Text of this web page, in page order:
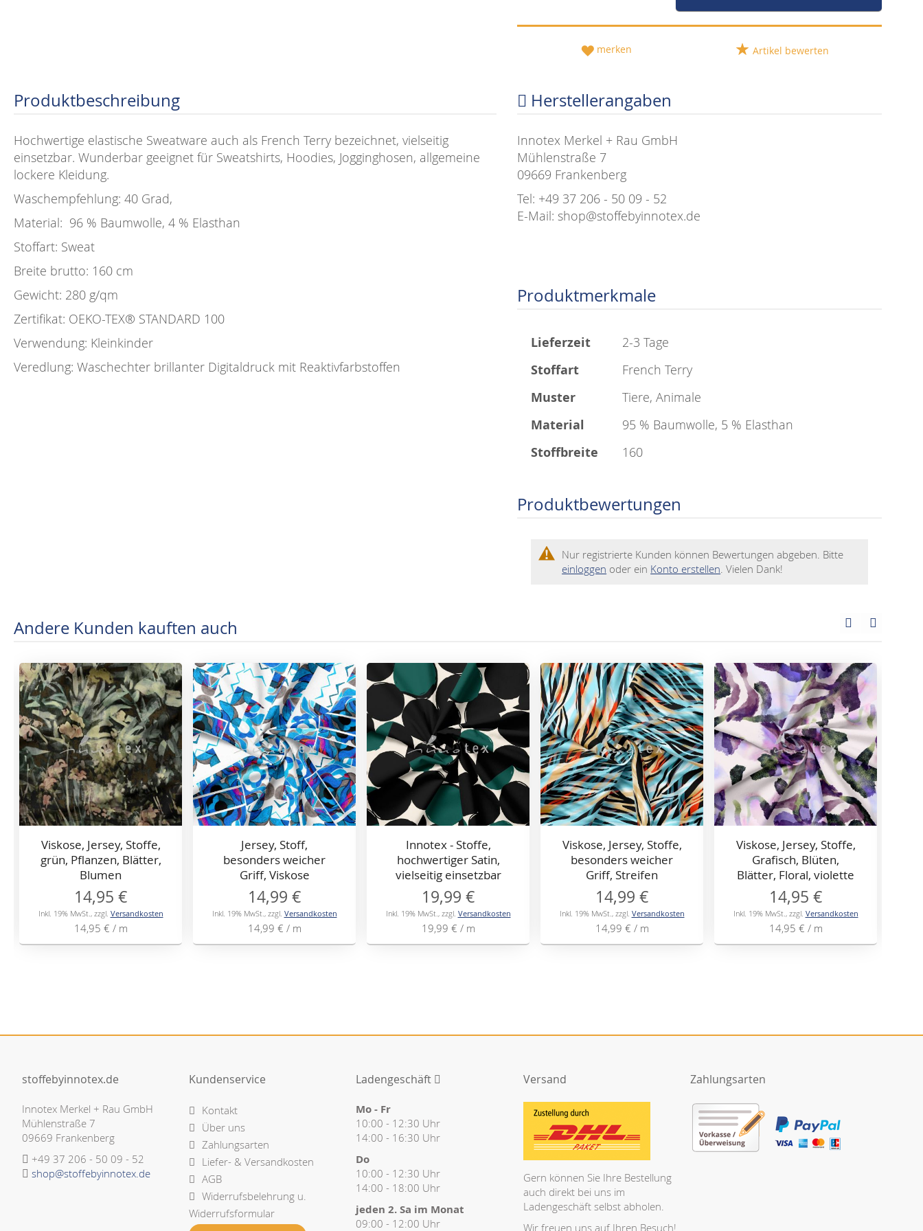
merken Artikel bewerten
Produktbeschreibung
Hochwertige elastische Sweatware auch als French Terry bezeichnet, vielseitig
einsetzbar. Wunderbar geeignet für Sweatshirts, Hoodies, Jogginghosen, allgemeine
lockere Kleidung.
Waschempfehlung: 40 Grad,
Material: 96 % Baumwolle, 4 % Elasthan
Stoffart: Sweat
Breite brutto: 160 cm
Gewicht: 280 g/qm
Zertifikat: OEKO-TEX®️ STANDARD 100
Verwendung: Kleinkinder
Veredlung: Waschechter brillanter Digitaldruck mit Reaktivfarbstoffen
Herstellerangaben
Innotex Merkel + Rau GmbH
Mühlenstraße 7
09669 Frankenberg
Tel: +49 37 206 - 50 09 - 52
E-Mail: shop@stoffebyinnotex.de
Produktmerkmale
Mehr
Lieferzeit 2-3 Tage
Stoffart French Terry
Muster Tiere, Animale
Material 95 % Baumwolle, 5 % Elasthan
Stoffbreite 160
Produktbewertungen
Nur registrierte Kunden können Bewertungen abgeben. Bitte
einloggen oder ein Konto erstellen. Vielen Dank!
Andere Kunden kauften auch
Viskose, Jersey, Stoffe,
grün, Pflanzen, Blätter,
Blumen
14,95 €
Inkl. 19% MwSt., zzgl. Versandkosten
14,95 € / m
Jersey, Stoff,
besonders weicher
Griff, Viskose
14,99 €
Inkl. 19% MwSt., zzgl. Versandkosten
14,99 € / m
Innotex - Stoffe,
hochwertiger Satin,
vielseitig einsetzbar
19,99 €
Inkl. 19% MwSt., zzgl. Versandkosten
19,99 € / m
Viskose, Jersey, Stoffe,
besonders weicher
Griff, Streifen
14,99 €
Inkl. 19% MwSt., zzgl. Versandkosten
14,99 € / m
Viskose, Jersey, Stoffe,
Grafisch, Blüten,
Blätter, Floral, violette
14,95 €
Inkl. 19% MwSt., zzgl. Versandkosten
14,95 € / m
stoffebyinnotex.de
Innotex Merkel + Rau GmbH
Mühlenstraße 7
09669 Frankenberg
+49 37 206 - 50 09 - 52
shop@stoffebyinnotex.de
Kundenservice
Kontakt
Über uns
Zahlungsarten
Liefer- & Versandkosten
AGB
Widerrufsbelehrung u.
Widerrufsformular
Ladengeschäft
Mo - Fr
10:00 - 12:30 Uhr
14:00 - 16:30 Uhr
Do
10:00 - 12:30 Uhr
14:00 - 18:00 Uhr
jeden 2. Sa im Monat
09:00 - 12:00 Uhr
Versand
Gern können Sie Ihre Bestellung
auch direkt bei uns im
Ladengeschäft selbst abholen.
Wir freuen uns auf Ihren Besuch!
Zahlungsarten